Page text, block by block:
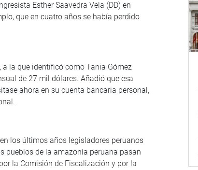
Esther Saavedra Vela (DD) en
que en cuatro años se había perdido
la que identificó como Tania Gómez
de 27 mil dólares. Añadió que esa
ahora en su cuenta bancaria personal,
los últimos años legisladores peruanos
pueblos de la amazonía peruana pasan
la Comisión de Fiscalización y por la